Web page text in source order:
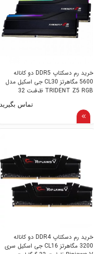
خرید رم دسکتاپ DDR5 دو کاناله
5600 مگاهرتز CL30 جی اسکیل مدل
TRIDENT Z5 RGB ظرفیت 32
تماس بگیرید
خرید رم دسکتاپ DDR4 دو کاناله
3200 مگاهرتز CL16 جی اسکیل سری